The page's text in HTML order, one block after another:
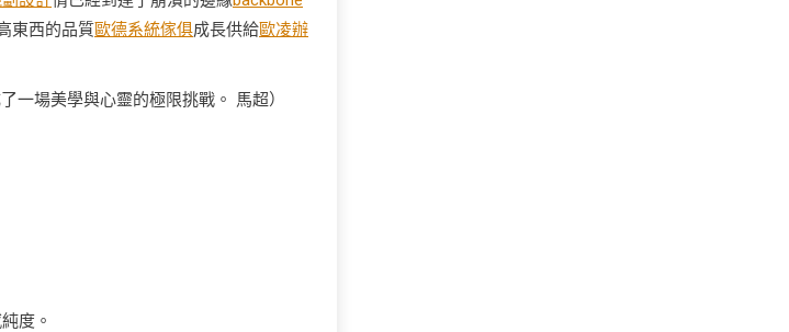
東西的品質歐德系統傢俱成長供給歐凌辦
一場美學與心靈的極限挑戰。 馬超）
度。